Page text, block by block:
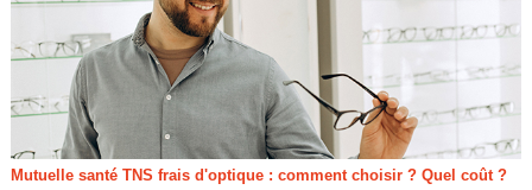
Mutuelle santé TNS frais d'optique : comment choisir ? Quel coût ?